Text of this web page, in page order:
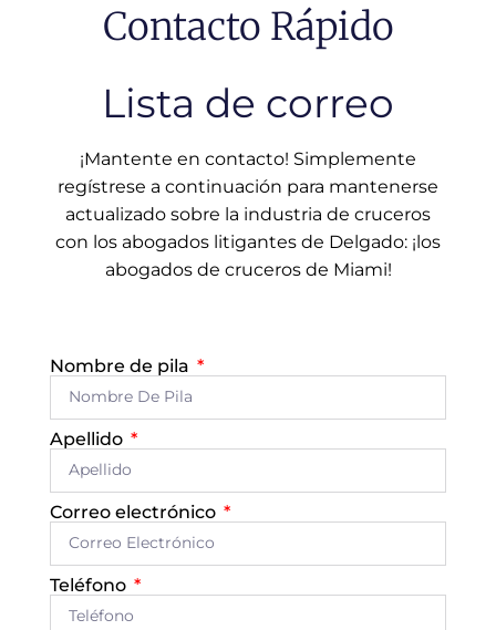
Contacto Rápido
Lista de correo
¡Mantente en contacto! Simplemente
regístrese a continuación para mantenerse
actualizado sobre la industria de cruceros
con los abogados litigantes de Delgado: ¡los
abogados de cruceros de Miami!
Nombre de pila
Apellido
Correo electrónico
Teléfono